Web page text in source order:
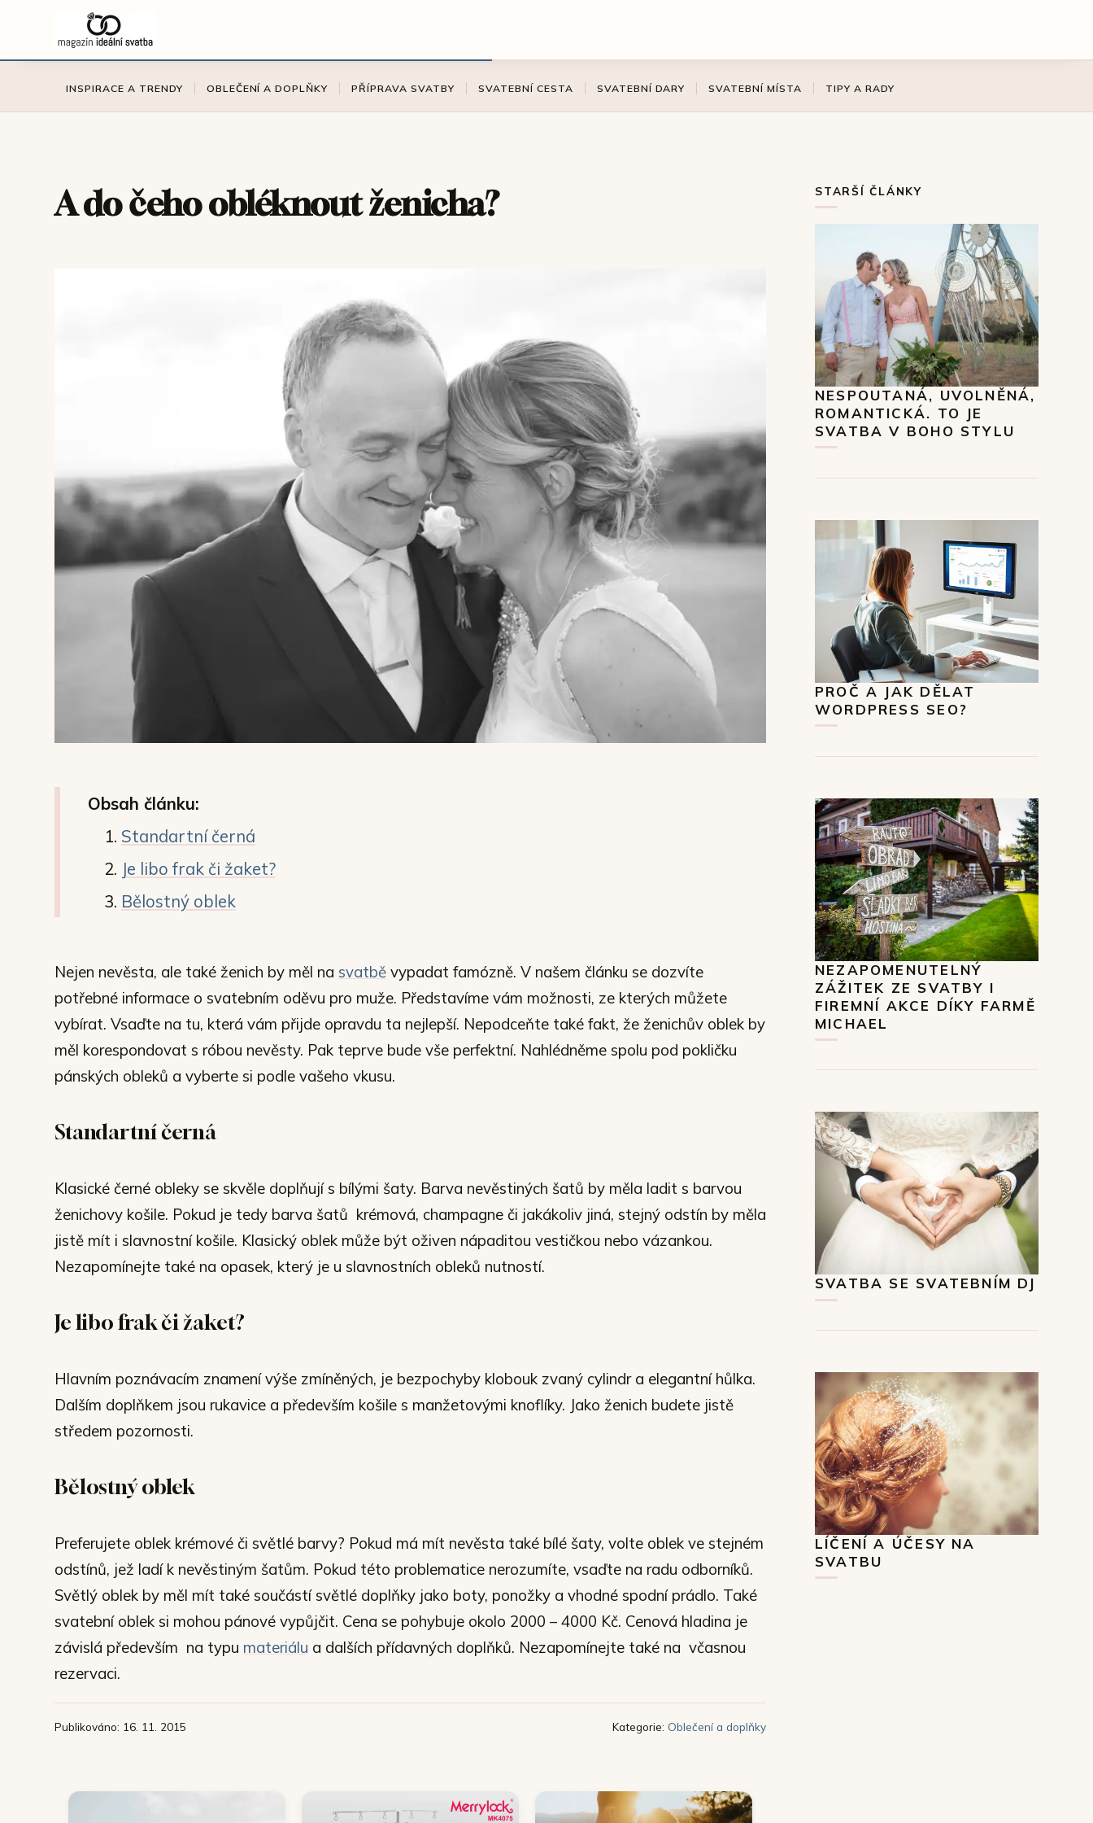
INSPIRACE A TRENDY OBLEČENÍ A DOPLŇKY PŘÍPRAVA SVATBY SVATEBNÍ CESTA SVATEBNÍ DARY SVATEBNÍ MÍSTA TIPY A RADY
A do čeho obléknout ženicha?
Obsah článku:
Standartní černá
Je libo frak či žaket?
Bělostný oblek
Nejen nevěsta, ale také ženich by měl na svatbě vypadat famózně. V našem článku se dozvíte
potřebné informace o svatebním oděvu pro muže. Představíme vám možnosti, ze kterých můžete
vybírat. Vsaďte na tu, která vám přijde opravdu ta nejlepší. Nepodceňte také fakt, že ženichův oblek by
měl korespondovat s róbou nevěsty. Pak teprve bude vše perfektní. Nahlédněme spolu pod pokličku
pánských obleků a vyberte si podle vašeho vkusu.
Standartní černá
Klasické černé obleky se skvěle doplňují s bílými šaty. Barva nevěstiných šatů by měla ladit s barvou
ženichovy košile. Pokud je tedy barva šatů krémová, champagne či jakákoliv jiná, stejný odstín by měla
jistě mít i slavnostní košile. Klasický oblek může být oživen nápaditou vestičkou nebo vázankou.
Nezapomínejte také na opasek, který je u slavnostních obleků nutností.
Je libo frak či žaket?
Hlavním poznávacím znamení výše zmíněných, je bezpochyby klobouk zvaný cylindr a elegantní hůlka.
Dalším doplňkem jsou rukavice a především košile s manžetovými knoflíky. Jako ženich budete jistě
středem pozornosti.
Bělostný oblek
Preferujete oblek krémové či světlé barvy? Pokud má mít nevěsta také bílé šaty, volte oblek ve stejném
odstínů, jež ladí k nevěstiným šatům. Pokud této problematice nerozumíte, vsaďte na radu odborníků.
Světlý oblek by měl mít také součástí světlé doplňky jako boty, ponožky a vhodné spodní prádlo. Také
svatební oblek si mohou pánové vypůjčit. Cena se pohybuje okolo 2000 – 4000 Kč. Cenová hladina je
závislá především na typu materiálu a dalších přídavných doplňků. Nezapomínejte také na včasnou
rezervaci.
Publikováno: 16. 11. 2015 Kategorie: Oblečení a doplňky
STARŠÍ ČLÁNKY
NESPOUTANÁ, UVOLNĚNÁ,
ROMANTICKÁ. TO JE
SVATBA V BOHO STYLU
PROČ A JAK DĚLAT
WORDPRESS SEO?
NEZAPOMENUTELNÝ
ZÁŽITEK ZE SVATBY I
FIREMNÍ AKCE DÍKY FARMĚ
MICHAEL
SVATBA SE SVATEBNÍM DJ
LÍČENÍ A ÚČESY NA
SVATBU